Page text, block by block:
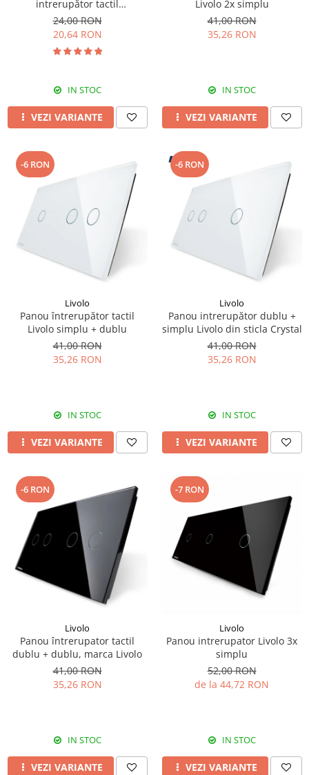
intrerupător tactil
dublu,Livolo
24,00 RON
20,64 RON
IN STOC
VEZI VARIANTE
Livolo 2x simplu
41,00 RON
35,26 RON
IN STOC
VEZI VARIANTE
-6 RON
Livolo
Panou întrerupător tactil
Livolo simplu + dublu
41,00 RON
35,26 RON
IN STOC
VEZI VARIANTE
-6 RON
Livolo
Panou intrerupător dublu +
simplu Livolo din sticla Crystal
41,00 RON
35,26 RON
IN STOC
VEZI VARIANTE
-6 RON
Livolo
Panou întrerupator tactil
dublu + dublu, marca Livolo
41,00 RON
35,26 RON
IN STOC
VEZI VARIANTE
-7 RON
Livolo
Panou intrerupator Livolo 3x
simplu
52,00 RON
de la 44,72 RON
IN STOC
VEZI VARIANTE